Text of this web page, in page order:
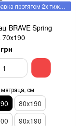
Відправка протягом 2х тижнів
BRAVE Spring
70x190
матраца, см
80x190
90x190